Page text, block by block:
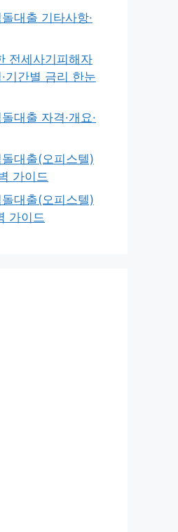
대출 기타사항·
전세사기피해자
기간별 금리 한눈
대출 자격·개요·
대출(오피스텔)
가이드
대출(오피스텔)
가이드